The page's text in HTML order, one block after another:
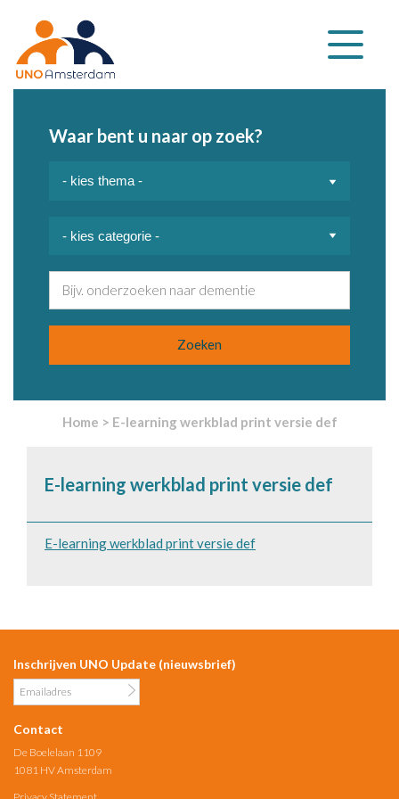
Klap
navigatie
Waar bent u naar op zoek?
Home > E-learning werkblad print versie def
E-learning werkblad print versie def
E-learning werkblad print versie def
Inschrijven UNO Update (nieuwsbrief)
Contact
De Boelelaan 1109
1081 HV Amsterdam
Privacy Statement